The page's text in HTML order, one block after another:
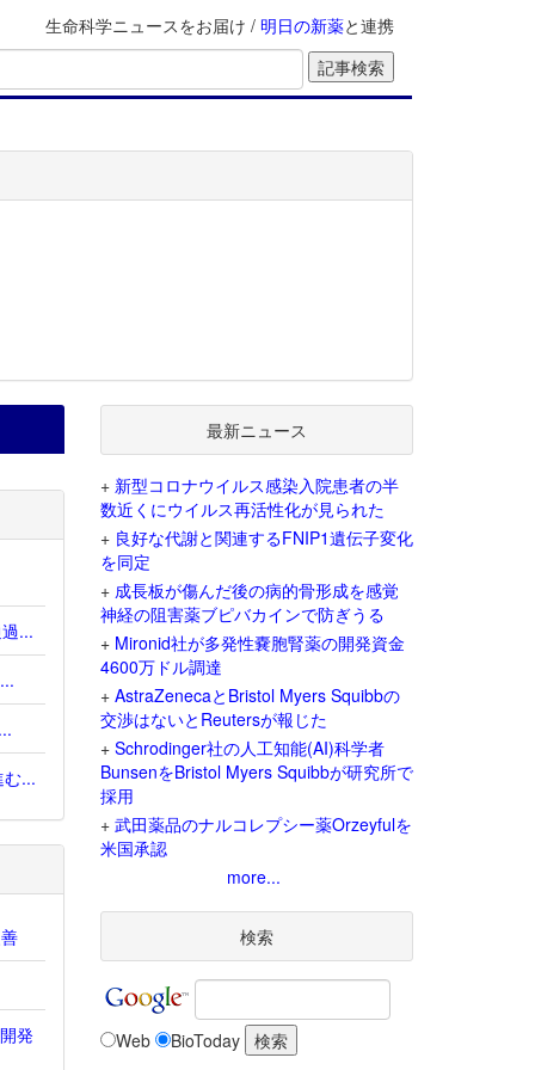
生命科学ニュースをお届け / 明日の新薬と連携
...
...
発
最新ニュース
+ 新型コロナウイルス感染入院患者の半
数近くにウイルス再活性化が見られた
+ 良好な代謝と関連するFNIP1遺伝子変化
を同定
+ 成長板が傷んだ後の病的骨形成を感覚
神経の阻害薬ブピバカインで防ぎうる
+ Mironid社が多発性嚢胞腎薬の開発資金
4600万ドル調達
+ AstraZenecaとBristol Myers Squibbの
交渉はないとReutersが報じた
+ Schrodinger社の人工知能(AI)科学者
BunsenをBristol Myers Squibbが研究所で
採用
+ 武田薬品のナルコレプシー薬Orzeyfulを
米国承認
more...
検索
Web BioToday